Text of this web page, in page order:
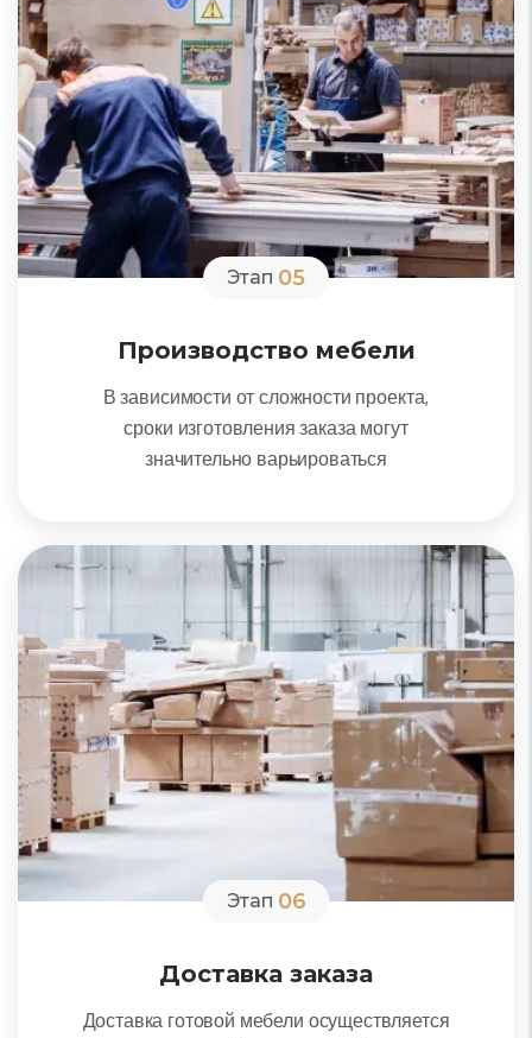
Этап 05
Производство мебели
В зависимости от сложности проекта,
сроки изготовления заказа могут
значительно варьироваться
Этап 06
Доставка заказа
Доставка готовой мебели осуществляется